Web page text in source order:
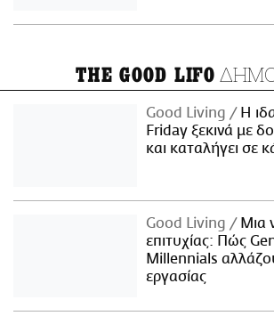
THE GOOD LIFO
Good Living
Η
Friday ξεκινά με
και καταλήγει σε
Good Living
Μια
επιτυχίας: Πώς
Millennials
εργασίας